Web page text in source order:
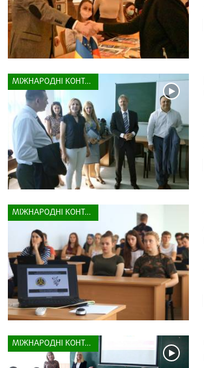
МІЖНАРОДНІ КОНТАКТИ
МІЖНАРОДНІ КОНТАКТИ
МІЖНАРОДНІ КОНТАКТИ